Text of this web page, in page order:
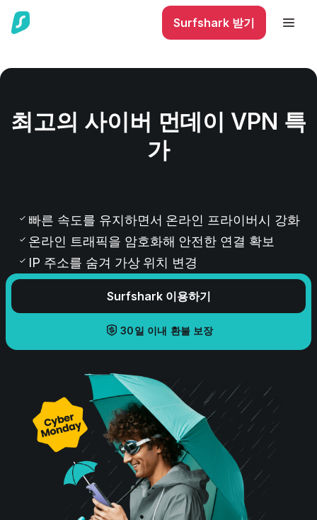
Surfshark 받기
최고의 사이버 먼데이 VPN 특
가
빠른 속도를 유지하면서 온라인 프라이버시 강화
온라인 트래픽을 암호화해 안전한 연결 확보
IP 주소를 숨겨 가상 위치 변경
Surfshark 이용하기
30일 이내 환불 보장